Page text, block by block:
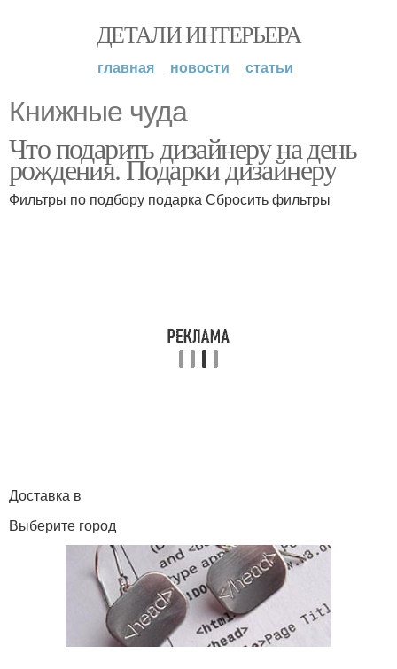
ДЕТАЛИ ИНТЕРЬЕРА
главная новости статьи
Книжные чуда
Что подарить дизайнеру на день
рождения. Подарки дизайнеру
Фильтры по подбору подарка Сбросить фильтры
Доставка в
Выберите город